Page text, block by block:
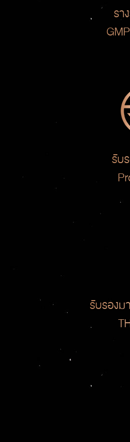
รา
รับ
รับรองม